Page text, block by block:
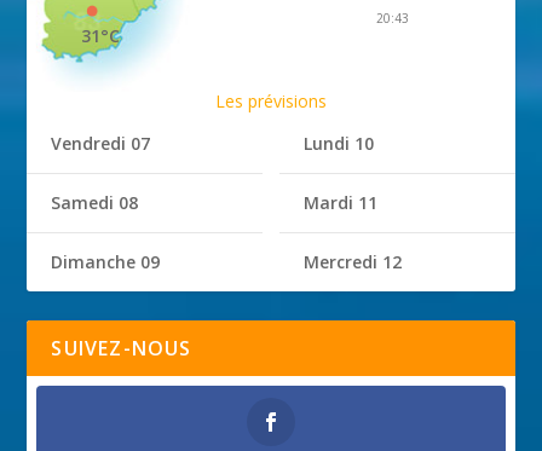
31°C
20:43
Les prévisions
Vendredi 07
Samedi 08
Dimanche 09
Lundi 10
Mardi 11
Mercredi 12
SUIVEZ-NOUS